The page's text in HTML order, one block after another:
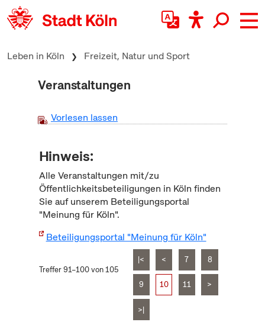
zum Inhalt springen
Leben in Köln Freizeit, Natur und Sport
Veranstaltungen
Vorlesen lassen
Hinweis:
Alle Veranstaltungen mit/zu
Öffentlichkeitsbeteiligungen in Köln finden
Sie auf unserem Beteiligungsportal
"Meinung für Köln".
Beteiligungsportal "Meinung für Köln"
Treffer 91–100 von 105
|< < 7 8
9 10 11 >
>|